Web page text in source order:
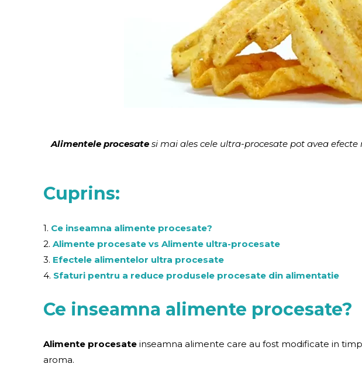
Alimentele procesatesi mai ales cele ultra-procesate pot avea
Cuprins:
1. Ce inseamna alimente procesate?
2. Alimente procesate vs Alimente ultra-procesate
3. Efectele alimentelor ultra procesate
4. Sfaturi pentru a reduce produsele procesate din alimentatie
Ce inseamna alimente procesate?
Alimente procesate inseamna alimente care au fost modificate in
aroma.